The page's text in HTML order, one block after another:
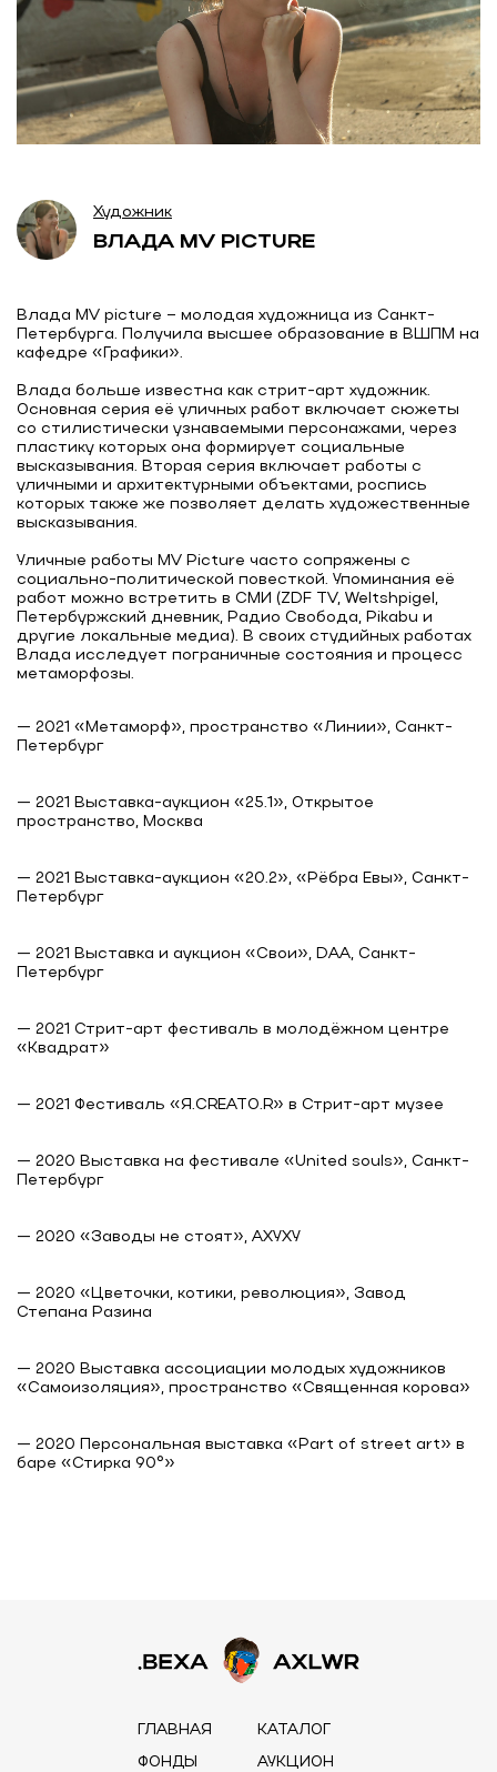
Художник
ВЛАДА MV PICTURE
Влада MV picture – молодая художница из Санкт-
Петербурга. Получила высшее образование в ВШПМ на
кафедре «Графики».
Влада больше известна как стрит-арт художник.
Основная серия её уличных работ включает сюжеты
со стилистически узнаваемыми персонажами, через
пластику которых она формирует социальные
высказывания. Вторая серия включает работы с
уличными и архитектурными объектами, роспись
которых также же позволяет делать художественные
высказывания.
Уличные работы MV Picture часто сопряжены с
социально-политической повесткой. Упоминания её
работ можно встретить в СМИ (ZDF TV, Weltshpigel,
Петербуржский дневник, Радио Свобода, Pikabu и
другие локальные медиа). В своих студийных работах
Влада исследует пограничные состояния и процесс
— 2021 «Метаморф», пространство «Линии», Санкт-
Петербург
— 2021 Выставка-аукцион «25.1», Открытое
пространство, Москва
— 2021 Выставка-аукцион «20.2», «Рёбра Евы», Санкт-
Петербург
— 2021 Выставка и аукцион «Свои», DAA, Санкт-
Петербург
— 2021 Стрит-арт фестиваль в молодёжном центре
«Квадрат»
— 2021 Фестиваль «Я.CREATO.R» в Стрит-арт музее
— 2020 Выставка на фестивале «United souls», Санкт-
Петербург
— 2020 «Заводы не стоят», АХУХУ
— 2020 «Цветочки, котики, революция», Завод
Степана Разина
— 2020 Выставка ассоциации молодых художников
«Самоизоляция», пространство «Священная корова»
— 2020 Персональная выставка «Part of street art» в
баре «Стирка 90°»
ГЛАВНАЯ
КАТАЛОГ
ФОНДЫ
АУКЦИОН